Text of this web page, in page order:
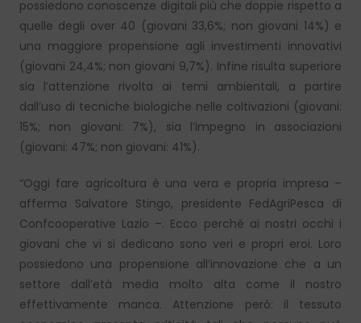
possiedono conoscenze digitali più che doppie rispetto a
quelle degli over 40 (giovani 33,6%; non giovani 14%) e
una maggiore propensione agli investimenti innovativi
(giovani 24,4%; non giovani 9,7%). Infine risulta superiore
sia l’attenzione rivolta ai temi ambientali, a partire
dall’uso di tecniche biologiche nelle coltivazioni (giovani:
15%; non giovani: 7%), sia l’impegno in associazioni
(giovani: 47%; non giovani: 41%).
“Oggi fare agricoltura è una vera e propria impresa –
afferma Salvatore Stingo, presidente FedAgriPesca di
Confcooperative Lazio –. Ecco perché ai nostri occhi i
giovani che vi si dedicano sono veri e propri eroi. Loro
possiedono una propensione all’innovazione che a un
settore dall’età media molto alta come il nostro
effettivamente manca. Attenzione però: il tessuto